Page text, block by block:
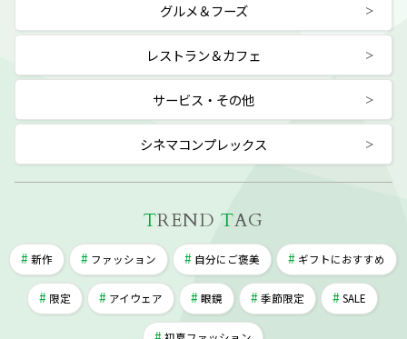
グルメ＆フーズ
レストラン＆カフェ
サービス・その他
シネマコンプレックス
TREND TAG
新作 ファッション 自分にご褒美 ギフトにおすすめ
限定 アイウェア 眼鏡 季節限定 SALE